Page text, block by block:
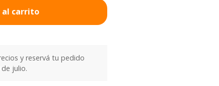
al carrito
y reservá tu pedido
julio.